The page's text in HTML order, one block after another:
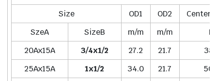
Size
OD1 OD2
Center
SzeA
SizeB m/m m/m
H
20Ax15A
3/4x1/2 27.2 21.7
25Ax15A
1x1/2 34.0 21.7